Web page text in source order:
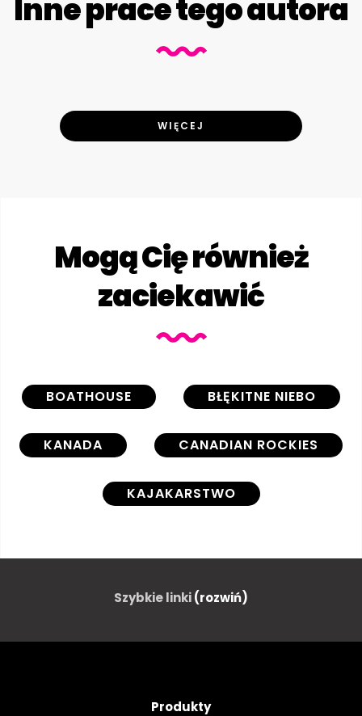
Inne prace tego autora
WIĘCEJ
Mogą Cię również
zaciekawić
BOATHOUSE BŁĘKITNE NIEBO
KANADA CANADIAN ROCKIES
KAJAKARSTWO
KAMIEŃ SZLACHETNY
SIELANKOWY JASPIS
Szybkie linki(rozwiń)
Produkty